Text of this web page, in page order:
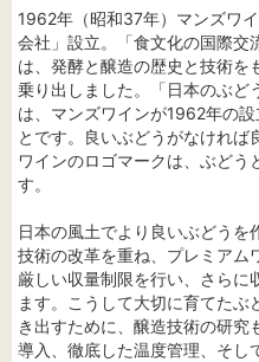
1962年（昭和37年）マンズワ
会社」設立。「食文化の国際交
は、発酵と醸造の歴史と技術を
乗り出しました。「日本のぶど
は、マンズワインが1962年の
とです。良いぶどうがなけれ
ワインのロゴマークは、ぶど
す。
日本の風土でより良いぶどう
技術の改革を重ね、プレミアム
厳しい収量制限を行い、さらに
ます。こうして大切に育てたぶ
き出すために、醸造技術の研
導入、徹底した温度管理、そし